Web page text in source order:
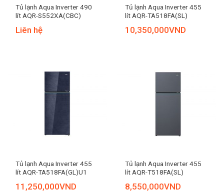
Tủ lạnh Aqua Inverter 490
lít AQR-S552XA(CBC)
Liên hệ
Tủ lạnh Aqua Inverter 455
lít AQR-TA518FA(SL)
10,350,000VND
Tủ lạnh Aqua Inverter 455
lít AQR-TA518FA(GL)U1
11,250,000VND
Tủ lạnh Aqua Inverter 455
lít AQR-T518FA(SL)
8,550,000VND